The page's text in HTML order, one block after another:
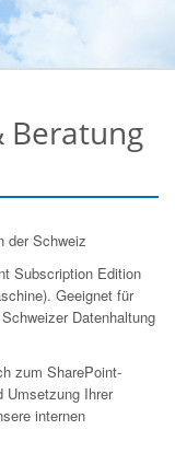
Beratung
der Schweiz
Subscription Edition
Geeignet für
Datenhaltung
zum SharePoint-
Umsetzung Ihrer
internen